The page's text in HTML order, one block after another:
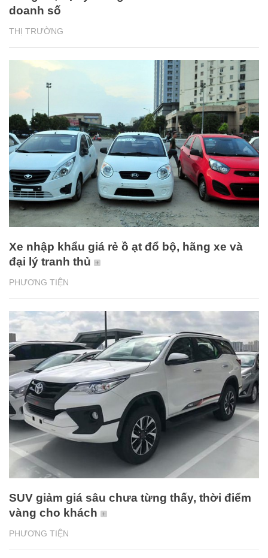
THỊ TRƯỜNG
doanh số
PHƯƠNG TIỆN
Xe nhập khẩu giá rẻ ồ ạt đổ bộ, hãng xe và
đại lý tranh thủ
PHƯƠNG TIỆN
SUV giảm giá sâu chưa từng thấy, thời điểm
vàng cho khách